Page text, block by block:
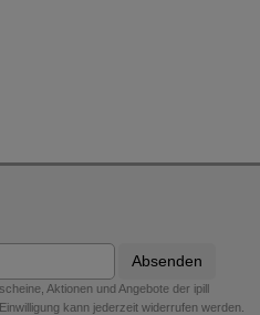
Absenden
Aktionen und Angebote der ipill
kann jederzeit widerrufen werden.